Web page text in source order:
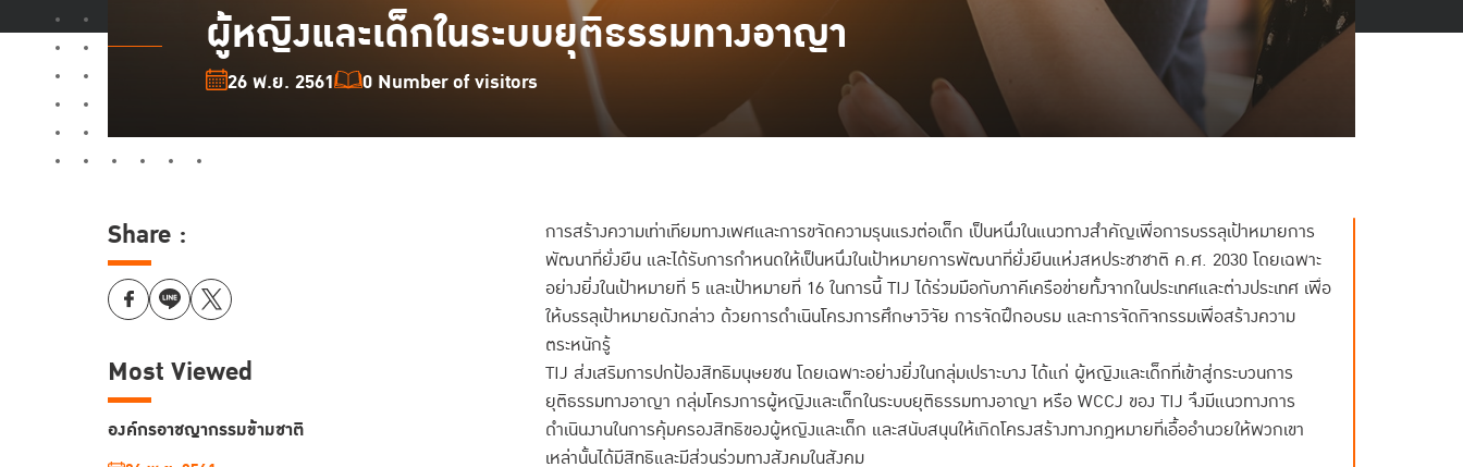
ผู้หญิงและเด็กในระบบยุติธรรมทางอาญา
26 พ.ย. 2561 0 Number of visitors
การสร้างความเท่าเทียมทางเพศและการขจัดความรุนแรงต่อเด็ก เป็นหนึ่งในแนวทางสำคัญเพื่อการบรรลุเป้าหมายการ
พัฒนาที่ยั่งยืน และได้รับการกำหนดให้เป็นหนึ่งในเป้าหมายการพัฒนาที่ยั่งยืนแห่งสหประชาชาติ ค.ศ. 2030 โดยเฉพาะ
อย่างยิ่งในเป้าหมายที่ 5 และเป้าหมายที่ 16 ในการนี้ TIJ ได้ร่วมมือกับภาคีเครือข่ายทั้งจากในประเทศและต่างประเทศ เพื่อ
ให้บรรลุเป้าหมายดังกล่าว ด้วยการดำเนินโครงการศึกษาวิจัย การจัดฝึกอบรม และการจัดกิจกรรมเพื่อสร้างความ
ตระหนักรู้
TIJ ส่งเสริมการปกป้องสิทธิมนุษยชน โดยเฉพาะอย่างยิ่งในกลุ่มเปราะบาง ได้แก่ ผู้หญิงและเด็กที่เข้าสู่กระบวนการ
ยุติธรรมทางอาญา กลุ่มโครงการผู้หญิงและเด็กในระบบยุติธรรมทางอาญา หรือ WCCJ ของ TIJ จึงมีแนวทางการ
ดำเนินงานในการคุ้มครองสิทธิของผู้หญิงและเด็ก และสนับสนุนให้เกิดโครงสร้างทางกฎหมายที่เอื้ออำนวยให้พวกเขา
เหล่านั้นได้มีสิทธิและมีส่วนร่วมทางสังคมในสังคม
Share :
Most Viewed
องค์กรอาชญากรรมข้ามชาติ